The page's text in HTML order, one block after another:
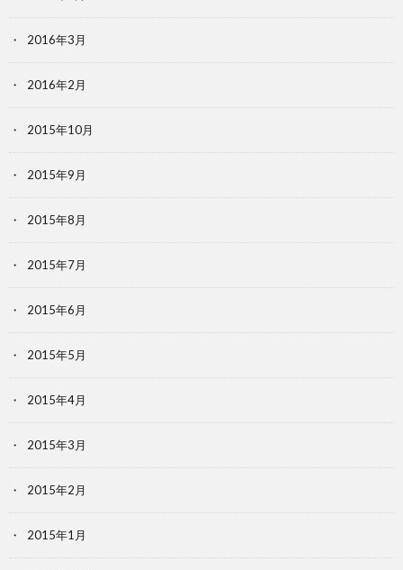
2016年3月
2016年2月
2015年10月
2015年9月
2015年8月
2015年7月
2015年6月
2015年5月
2015年4月
2015年3月
2015年2月
2015年1月